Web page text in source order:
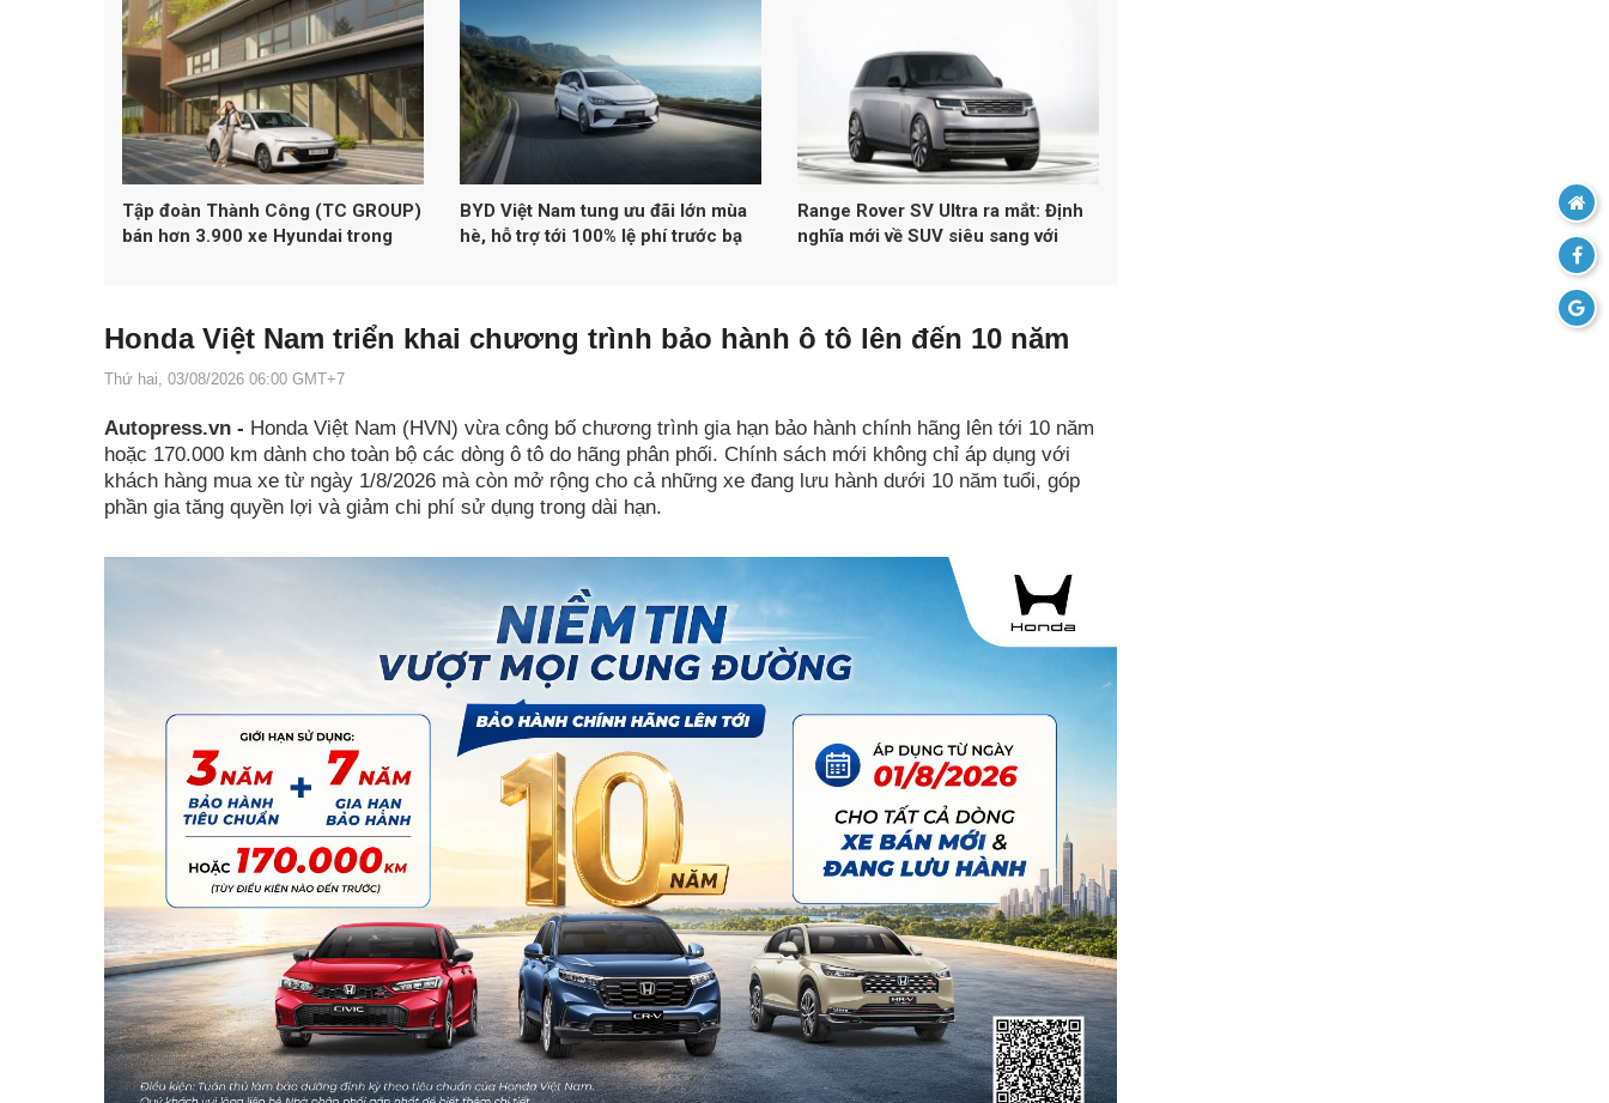
Tập đoàn Thành Công (TC GROUP)
bán hơn 3.900 xe Hyundai trong
BYD Việt Nam tung ưu đãi lớn mùa
hè, hỗ trợ tới 100% lệ phí trước bạ
Range Rover SV Ultra ra mắt: Định
nghĩa mới về SUV siêu sang với
Honda Việt Nam triển khai chương trình bảo hành ô tô lên đến 10 năm
Thứ hai, 03/08/2026 06:00 GMT+7
Autopress.vn - Honda Việt Nam (HVN) vừa công bố chương trình gia hạn bảo hành chính hãng lên tới 10 năm
hoặc 170.000 km dành cho toàn bộ các dòng ô tô do hãng phân phối. Chính sách mới không chỉ áp dụng với
khách hàng mua xe từ ngày 1/8/2026 mà còn mở rộng cho cả những xe đang lưu hành dưới 10 năm tuổi, góp
phần gia tăng quyền lợi và giảm chi phí sử dụng trong dài hạn.